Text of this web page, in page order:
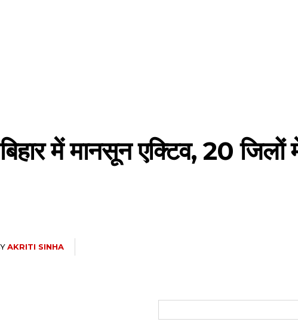
में मानसून एक्टिव, 20 जिलों
AKRITI SINHA